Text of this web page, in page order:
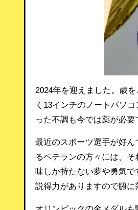
2024年を迎えました。歳
く13インチのノートパソ
った不調も今では薬が必
最近のスポーツ選手が好
るベテランの方々には、
味しか持たない夢や勇気
説得力がありますので腑に